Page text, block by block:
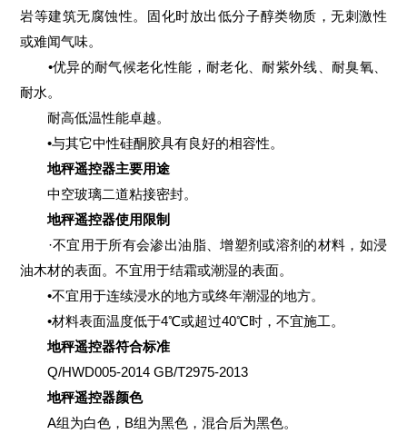
岩等建筑无腐蚀性。固化时放出低分子醇类物质，无刺激性
或难闻气味。
•优异的耐气候老化性能，耐老化、耐紫外线、耐臭氧、
耐水。
耐高低温性能卓越。
•与其它中性硅酮胶具有良好的相容性。
地秤遥控器主要用途
中空玻璃二道粘接密封。
地秤遥控器使用限制
·不宜用于所有会渗出油脂、增塑剂或溶剂的材料，如浸
油木材的表面。不宜用于结霜或潮湿的表面。
•不宜用于连续浸水的地方或终年潮湿的地方。
•材料表面温度低于4℃或超过40℃时，不宜施工。
地秤遥控器符合标准
Q/HWD005-2014 GB/T2975-2013
地秤遥控器颜色
A组为白色，B组为黑色，混合后为黑色。